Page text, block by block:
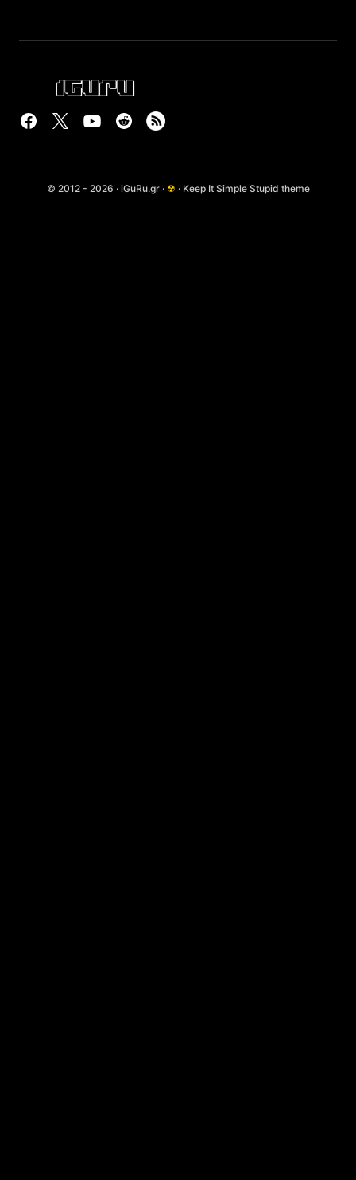
© 2012 - 2026 · iGuRu.gr · ☢ · Keep It Simple Stupid theme